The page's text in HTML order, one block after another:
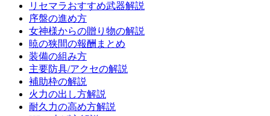
リセマラおすすめ武器解説
序盤の進め方
女神様からの贈り物の解説
暁の狭間の報酬まとめ
装備の組み方
主要防具/アクセの解説
補助枠の解説
火力の出し方解説
耐久力の高め方解説